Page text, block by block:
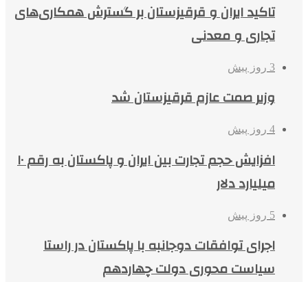
تاکید ایران و قرقیزستان بر گسترش همکاری‌های
تجاری و معدنی
3 روز پیش
وزیر صمت عازم قرقیزستان شد
4 روز پیش
افزایش حجم تجارت بین ایران و پاکستان به رقم ۱۰
میلیارد دلار
5 روز پیش
اجرای توافقات دوجانبه با پاکستان در راستا
سیاست محوری دولت چهاردهم